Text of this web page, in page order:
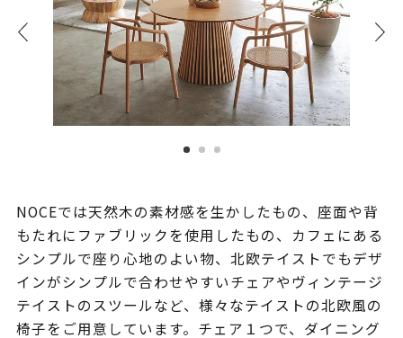
NOCEでは天然木の素材感を生かしたもの、座面や背
もたれにファブリックを使用したもの、カフェにある
シンプルで座り心地のよい物、北欧テイストでもデザ
インがシンプルで合わせやすいチェアやヴィンテージ
テイストのスツールなど、様々なテイストの北欧風の
椅子をご用意しています。チェア１つで、ダイニング